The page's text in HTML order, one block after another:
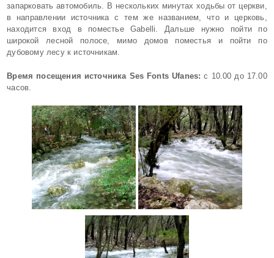
запарковать автомобиль. В нескольких минутах ходьбы от церкви,
в направлении источника с тем же названием, что и церковь,
находится вход в поместье Gabelli. Дальше нужно пойти по
широкой лесной полосе, мимо домов поместья и пойти по
дубовому лесу к источникам.
Время посещения источника Ses Fonts Ufanes: с 10.00 до 17.00
часов.